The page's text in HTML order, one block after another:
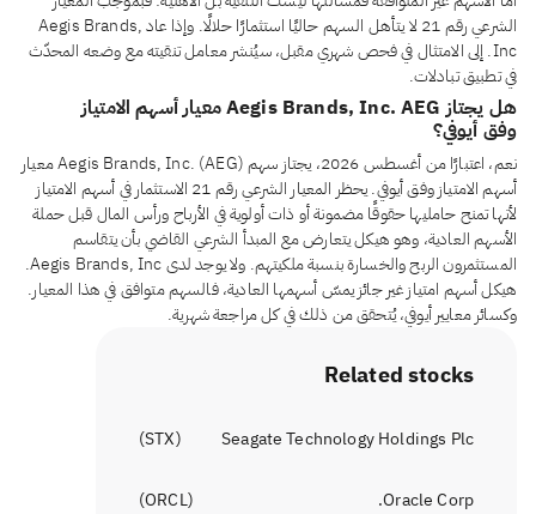
الشرعي رقم 21 لا يتأهل السهم حاليًا استثمارًا حلالًا. وإذا عاد Aegis Brands,
Inc. إلى الامتثال في فحص شهري مقبل، سيُنشر معامل تنقيته مع وضعه المحدّث
في تطبيق تبادلات.
هل يجتاز Aegis Brands, Inc. AEG معيار أسهم الامتياز
وفق أيوفي؟
نعم، اعتبارًا من أغسطس 2026، يجتاز سهم Aegis Brands, Inc. (AEG) معيار
أسهم الامتياز وفق أيوفي. يحظر المعيار الشرعي رقم 21 الاستثمار في أسهم الامتياز
لأنها تمنح حامليها حقوقًا مضمونة أو ذات أولوية في الأرباح ورأس المال قبل حملة
الأسهم العادية، وهو هيكل يتعارض مع المبدأ الشرعي القاضي بأن يتقاسم
المستثمرون الربح والخسارة بنسبة ملكيتهم. ولا يوجد لدى Aegis Brands, Inc.
هيكل أسهم امتياز غير جائز يمسّ أسهمها العادية، فالسهم متوافق في هذا المعيار.
وكسائر معايير أيوفي، يُتحقق من ذلك في كل مراجعة شهرية.
Related stocks
Seagate Technology Holdings Plc
(
STX
)
Oracle Corp.
(
ORCL
)